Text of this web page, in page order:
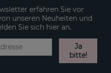
erfahren Sie vor
unseren Neuheiten und
Sie sich hier an.
Ja
bitte!